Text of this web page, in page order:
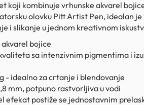
koji kombinuje vrhunske akvarel
olovku Pitt Artist Pen, idealan je
i slikanje u jednom kreativnom
bojice
sa intenzivnim pigmentima i
- idealno za crtanje i blendovanje
mm, potpuno rastvorljiva u vodi
efekat postiže se jednostavnim